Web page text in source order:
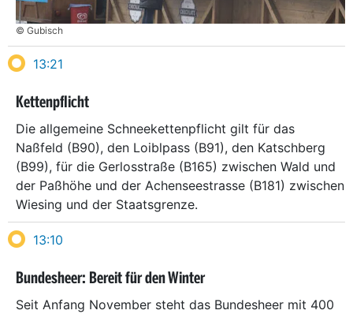
© Gubisch
13:21
Kettenpflicht
Die allgemeine Schneekettenpflicht gilt für das
Naßfeld (B90), den Loiblpass (B91), den Katschberg
(B99), für die Gerlosstraße (B165) zwischen Wald und
der Paßhöhe und der Achenseestrasse (B181) zwischen
Wiesing und der Staatsgrenze.
13:10
Bundesheer: Bereit für den Winter
Seit Anfang November steht das Bundesheer mit 400